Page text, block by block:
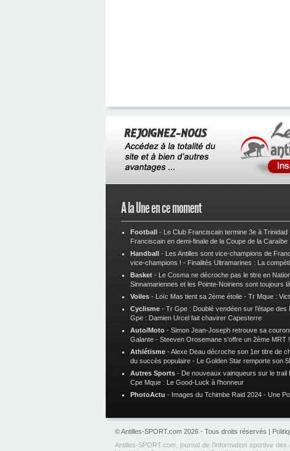
A la Une en ce moment
Football - Le Club Franciscain termine 3e à Trinidad
Franciscain en demi-finale de la Coupe de la Caraïbe
Handball - Les Antilles sont vice-champions de
vice-champions ! - Finalités Ultramarines : La
Basket - Le Cosma ne décroche pas le titre en
Sinnamariennes et les Pointe-Noiriens sont toujours là
Voiles - Loïc Mas tient sa 2ème étoile - Tr Mque :
Cyclisme - Tr Gpe : Doublé vendéen sur l’étape des
Gpe : Damien Urcel fait chavirer Capesterre
Auto/Moto - Simon Jean-Joseph retrouve sa
Galante - Steeven Orosemane s’offre un 2ème MRT !
Athlétisme -Alexe Deau décroche son 1er titre de
du succès populaire - Le Golden Star remporte son
Autres Sports - De nouveaux vainqueurs sur le trail
Cpe Mque : Le Good-Luck à l’honneur
PhotoActu - Images du Tchimbe Raid 2024 - Une
© Antilles-SPORT.com 2026 - Tous droits réservés |
Antilles-SPORT.com, journal de l'information sportive